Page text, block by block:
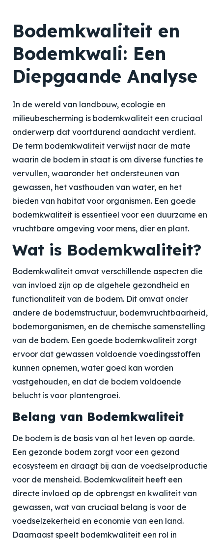
Bodemkwaliteit en
Bodemkwali: Een
Diepgaande Analyse
In de wereld van landbouw, ecologie en
milieubescherming is bodemkwaliteit een cruciaal
onderwerp dat voortdurend aandacht verdient.
De term bodemkwaliteit verwijst naar de mate
waarin de bodem in staat is om diverse functies te
vervullen, waaronder het ondersteunen van
gewassen, het vasthouden van water, en het
bieden van habitat voor organismen. Een goede
bodemkwaliteit is essentieel voor een duurzame en
vruchtbare omgeving voor mens, dier en plant.
Wat is Bodemkwaliteit?
Bodemkwaliteit omvat verschillende aspecten die
van invloed zijn op de algehele gezondheid en
functionaliteit van de bodem. Dit omvat onder
andere de bodemstructuur, bodemvruchtbaarheid,
bodemorganismen, en de chemische samenstelling
van de bodem. Een goede bodemkwaliteit zorgt
ervoor dat gewassen voldoende voedingsstoffen
kunnen opnemen, water goed kan worden
vastgehouden, en dat de bodem voldoende
belucht is voor plantengroei.
Belang van Bodemkwaliteit
De bodem is de basis van al het leven op aarde.
Een gezonde bodem zorgt voor een gezond
ecosysteem en draagt bij aan de voedselproductie
voor de mensheid. Bodemkwaliteit heeft een
directe invloed op de opbrengst en kwaliteit van
gewassen, wat van cruciaal belang is voor de
voedselzekerheid en economie van een land.
Daarnaast speelt bodemkwaliteit een rol in